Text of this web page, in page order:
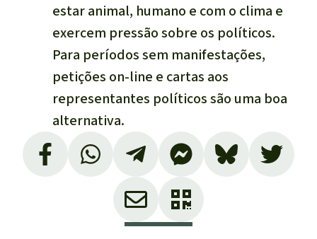
estar animal, humano e com o clima e
exercem pressão sobre os políticos.
Para períodos sem manifestações,
petições on-line e cartas aos
representantes políticos são uma boa
alternativa.